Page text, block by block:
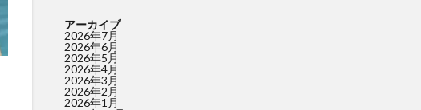
アーカイブ
2026年7月
2026年6月
2026年5月
2026年4月
2026年3月
2026年2月
2026年1月